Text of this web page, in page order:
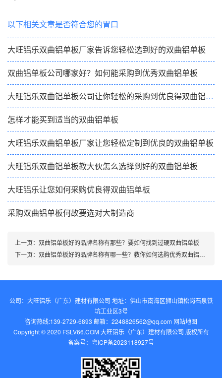
以下相关文章是否符合您的胃口
大旺铝乐双曲铝单板厂家告诉您轻松选到好的双曲铝单板
双曲铝单板公司哪家好？如何能采购到优秀双曲铝单板
大旺铝乐双曲铝单板公司让你轻松的采购到优良得双曲铝单板
怎样才能买到适当的双曲铝单板
大旺铝乐双曲铝单板厂家让您轻松定制到优良的双曲铝单板
大旺铝乐双曲铝单板教大伙怎么选择到好的双曲铝单板
大旺铝乐让您如何采购优良得双曲铝单板
采购双曲铝单板何故要选对大制造商
上一页： 双曲铝单板好的品牌名称有那些？要如何找到过硬双曲铝单板
下一页： 双曲铝单板好的品牌名称有哪一些？教你如何选购优秀双曲铝单板
公司：大旺铝乐（广东）建材有限公司 地址：佛山市南海区狮山镇松岗石泉铁
坑工业区3号
咨询热线:139-2729-6893 邮箱：2248826562@qq.com‬ 网站地图
Copyright © 2020 FSLV66.COM 大旺铝乐（广东）建材有限公司 版权所有
备案号： 粤ICP备2023118927号